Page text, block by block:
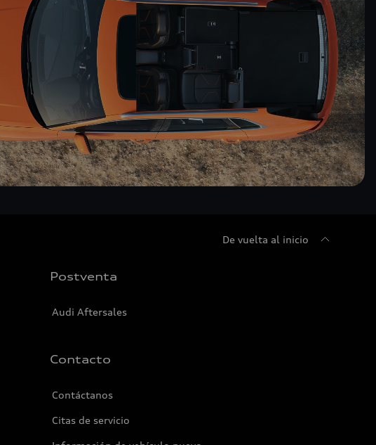
De vuelta al inicio
Postventa
Audi Aftersales
Contacto
Contáctanos
Citas de servicio